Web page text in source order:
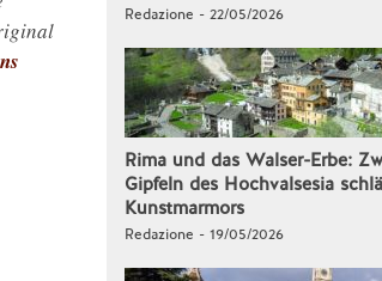
Redazione - 22/05/2026
Rima und das Walser-Erbe:
Gipfeln des Hochvalsesia
Kunstmarmors
Redazione - 19/05/2026